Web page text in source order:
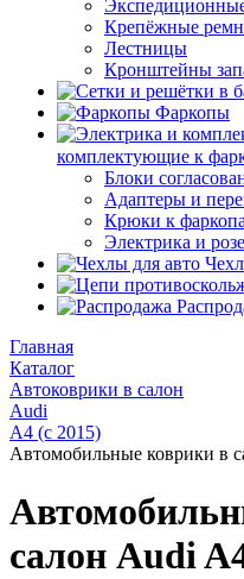
Крепёжные
Лестницы
Кронштейны
Фаркопы
комплектующие к
Блоки
Адаптеры и
Крюки к
Электрика и
Главная
Каталог
Автоковрики в салон
Audi
A4 (с 2015)
Автомобильные коврики в
салон Audi